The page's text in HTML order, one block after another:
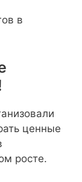
в
ценные
росте.